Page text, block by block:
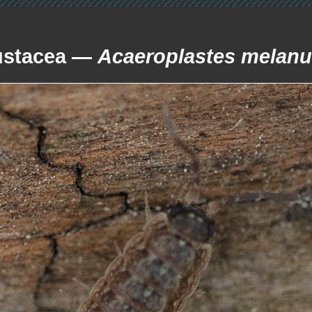
— Acaeroplastes